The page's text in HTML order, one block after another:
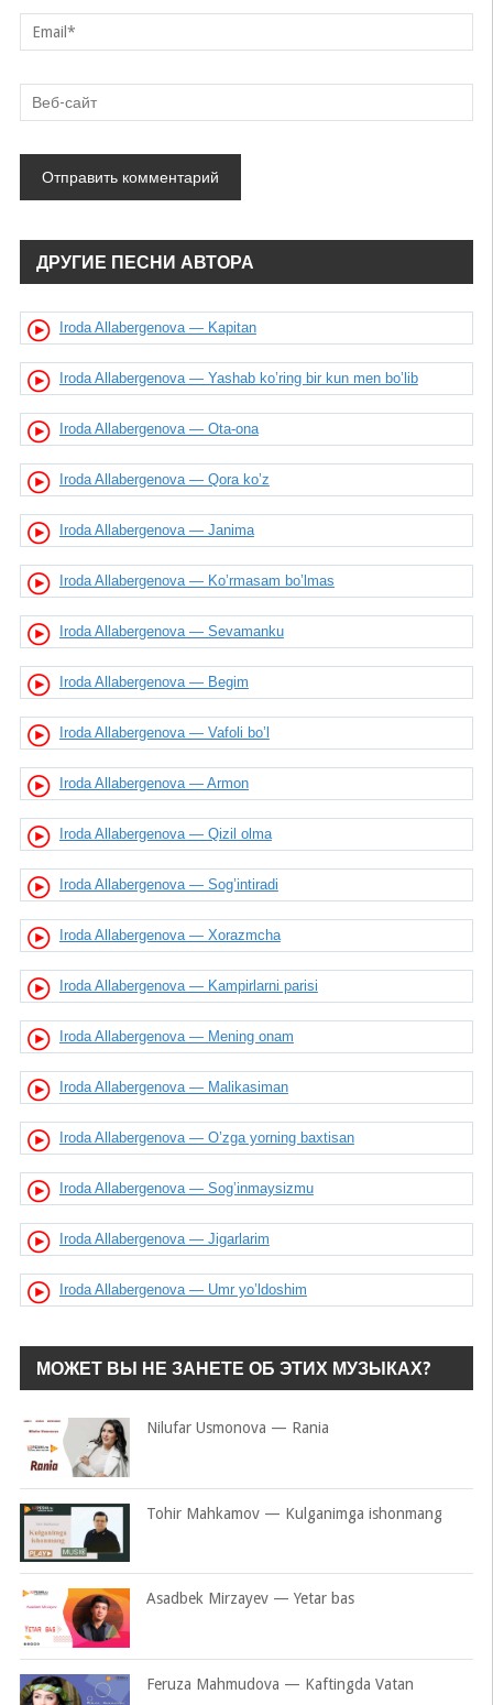
ДРУГИЕ ПЕСНИ АВТОРА
Iroda Allabergenova — Kapitan
Iroda Allabergenova — Yashab ko’ring bir kun men bo’lib
Iroda Allabergenova — Ota-ona
Iroda Allabergenova — Qora ko’z
Iroda Allabergenova — Janima
Iroda Allabergenova — Ko’rmasam bo’lmas
Iroda Allabergenova — Sevamanku
Iroda Allabergenova — Begim
Iroda Allabergenova — Vafoli bo’l
Iroda Allabergenova — Armon
Iroda Allabergenova — Qizil olma
Iroda Allabergenova — Sog’intiradi
Iroda Allabergenova — Xorazmcha
Iroda Allabergenova — Kampirlarni parisi
Iroda Allabergenova — Mening onam
Iroda Allabergenova — Malikasiman
Iroda Allabergenova — O’zga yorning baxtisan
Iroda Allabergenova — Sog’inmaysizmu
Iroda Allabergenova — Jigarlarim
Iroda Allabergenova — Umr yo’ldoshim
МОЖЕТ ВЫ НЕ ЗАНЕТЕ ОБ ЭТИХ МУЗЫКАХ?
Nilufar Usmonova — Rania
Tohir Mahkamov — Kulganimga ishonmang
Asadbek Mirzayev — Yetar bas
Feruza Mahmudova — Kaftingda Vatan